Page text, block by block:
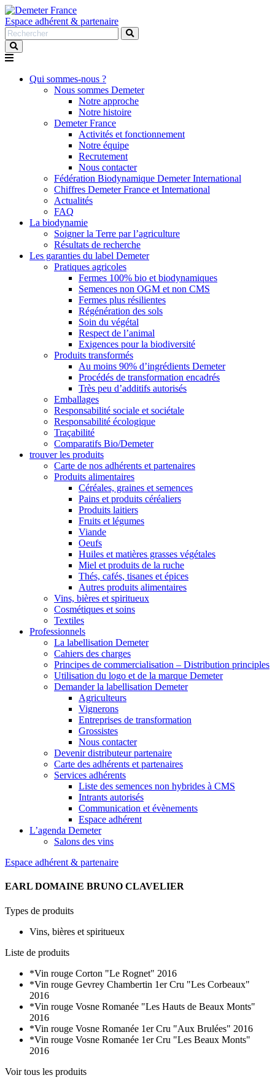
Espace adhérent & partenaire
Rechercher
:
Qui sommes-nous ?
Nous sommes Demeter
Notre approche
Notre histoire
Demeter France
Activités et fonctionnement
Notre équipe
Recrutement
Nous contacter
Fédération Biodynamique Demeter International
Chiffres Demeter France et International
Actualités
FAQ
La biodynamie
Soigner la Terre par l’agriculture
Résultats de recherche
Les garanties du label Demeter
Pratiques agricoles
Fermes 100% bio et biodynamiques
Semences non OGM et non CMS
Fermes plus résilientes
Régénération des sols
Soin du végétal
Respect de l’animal
Exigences pour la biodiversité
Produits transformés
Au moins 90% d’ingrédients Demeter
Procédés de transformation encadrés
Très peu d’additifs autorisés
Emballages
Responsabilité sociale et sociétale
Responsabilité écologique
Traçabilité
Comparatifs Bio/Demeter
trouver les produits
Carte de nos adhérents et partenaires
Produits alimentaires
Céréales, graines et semences
Pains et produits céréaliers
Produits laitiers
Fruits et légumes
Viande
Oeufs
Huiles et matières grasses végétales
Miel et produits de la ruche
Thés, cafés, tisanes et épices
Autres produits alimentaires
Vins, bières et spiritueux
Cosmétiques et soins
Textiles
Professionnels
La labellisation Demeter
Cahiers des charges
Principes de commercialisation – Distribution principles
Utilisation du logo et de la marque Demeter
Demander la labellisation Demeter
Agriculteurs
Vignerons
Entreprises de transformation
Grossistes
Nous contacter
Devenir distributeur partenaire
Carte des adhérents et partenaires
Services adhérents
Liste des semences non hybrides à CMS
Intrants autorisés
Communication et évènements
Espace adhérent
L’agenda Demeter
Salons des vins
Espace adhérent & partenaire
EARL DOMAINE BRUNO CLAVELIER
Types de produits
Vins, bières et spiritueux
Liste de produits
*Vin rouge Corton "Le Rognet" 2016
*Vin rouge Gevrey Chambertin 1er Cru "Les Corbeaux"
2016
*Vin rouge Vosne Romanée "Les Hauts de Beaux Monts"
2016
*Vin rouge Vosne Romanée 1er Cru "Aux Brulées" 2016
*Vin rouge Vosne Romanée 1er Cru "Les Beaux Monts"
2016
Voir tous les produits